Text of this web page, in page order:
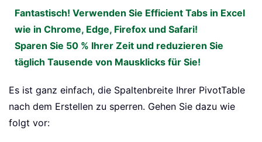
Fantastisch! Verwenden Sie Efficient Tabs in Excel
wie in Chrome, Edge, Firefox und Safari!
Sparen Sie 50 % Ihrer Zeit und reduzieren Sie
täglich Tausende von Mausklicks für Sie!
Es ist ganz einfach, die Spaltenbreite Ihrer PivotTable
nach dem Erstellen zu sperren. Gehen Sie dazu wie
folgt vor: